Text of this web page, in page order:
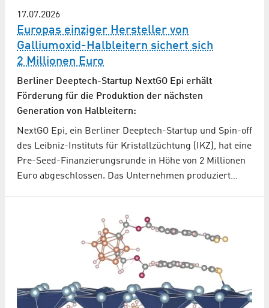
17.07.2026
Europas einziger Hersteller von
Galliumoxid-Halbleitern sichert sich
2 Millionen Euro
Berliner Deeptech-Startup NextGO Epi erhält
Förderung für die Produktion der nächsten
Generation von Halbleitern:
NextGO Epi, ein Berliner Deeptech-Startup und Spin-off
des Leibniz-Instituts für Kristallzüchtung (IKZ), hat eine
Pre-Seed-Finanzierungsrunde in Höhe von 2 Millionen
Euro abgeschlossen. Das Unternehmen produziert…